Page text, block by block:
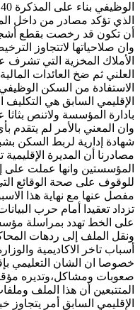
الذي تؤكد مصادر من داخل
أن تكون قد رخصت بقطع
وان صلاحياتها لاتتجاوز
الأملاك المخزية التي تشرف
العلني ثم ضخ العائدات
الاستفادة من السكن الوظيفي
الإقليمي السابق هي
بادارة المؤسسة ولاتنص
وان المعني بالأمر لم
شهادة إدارية لربط السكن
مصادرنا أن المديرة
المؤسستين وانها عملت على
للوقوف على صحة الوقائع التي
مفصل عنها مع نهاية هذا
تزداد تعقيدا أمام حرب
على الخط تهدد بمراسلة
ونقل الملف إلى ردهات
أسباب تاخر الاكاديمية
خصوصا ان الشان التعليمي
صعوبات ومشاكل،وتديره
المتتبعين أن هذا الملف
الإقليمي السابق أمر يتجاوز